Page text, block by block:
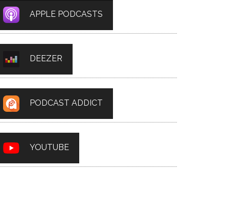
APPLE PODCASTS
DEEZER
PODCAST ADDICT
YOUTUBE